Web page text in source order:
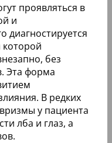
проявляться в
и
диагностируется
без
Эта форма
В редких
у пациента
лба и глаз, а